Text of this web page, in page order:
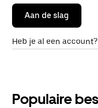
Aan de slag
Heb je al een
Populaire